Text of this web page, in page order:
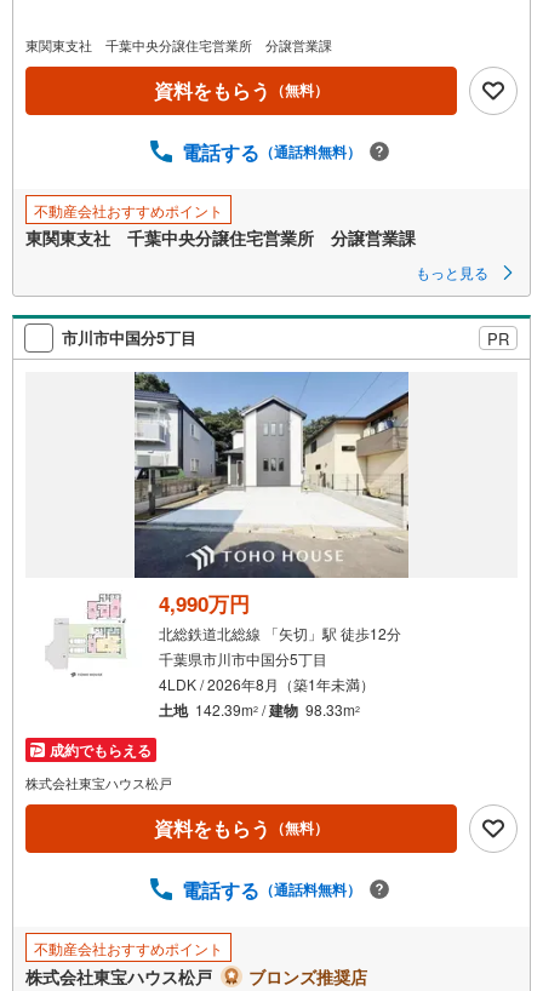
東関東支社 千葉中央分譲住宅営業所 分譲営業課
資料をもらう （無料）
電話する （通話料無料）
不動産会社おすすめポイント
東関東支社 千葉中央分譲住宅営業所 分譲営業課
もっと見る
市川市中国分5丁目 PR
4,990万円
北総鉄道北総線 「矢切」駅 徒歩12分
千葉県市川市中国分5丁目
4LDK / 2026年8月（築1年未満）
土地 142.39m2 /建物 98.33m2
成約でもらえる
株式会社東宝ハウス松戸
資料をもらう （無料）
電話する （通話料無料）
不動産会社おすすめポイント
株式会社東宝ハウス松戸 ブロンズ推奨店